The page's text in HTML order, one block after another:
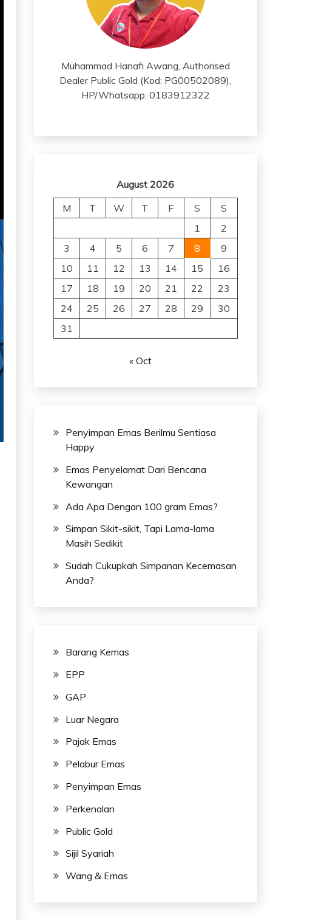
Muhammad Hanafi Awang, Authorised
Dealer Public Gold (Kod: PG00502089),
HP/Whatsapp: 0183912322
August 2026
M
T W T F S
S
1
2
3
4 5 6 7 8
9
10
11 12 13 14 15
16
17
18 19 20 21 22
23
24
25 26 27 28 29
30
31
« Oct
Penyimpan Emas Berilmu Sentiasa
Happy
Emas Penyelamat Dari Bencana
Kewangan
Ada Apa Dengan 100 gram Emas?
Simpan Sikit-sikit, Tapi Lama-lama
Masih Sedikit
Sudah Cukupkah Simpanan Kecemasan
Anda?
Barang Kemas
EPP
GAP
Luar Negara
Pajak Emas
Pelabur Emas
Penyimpan Emas
Perkenalan
Public Gold
Sijil Syariah
Wang & Emas